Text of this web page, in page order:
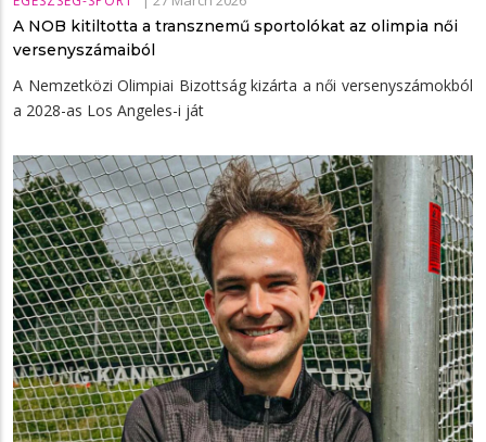
A NOB kitiltotta a transznemű sportolókat az olimpia női
versenyszámaiból
A Nemzetközi Olimpiai Bizottság kizárta a női versenyszámokból
a 2028-as Los Angeles-i ját